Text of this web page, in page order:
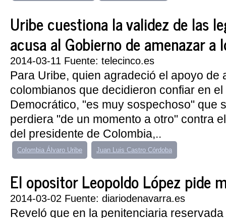
Uribe cuestiona la validez de las
acusa al Gobierno de amenazar a
2014-03-11 Fuente: telecinco.es
Para Uribe, quien agradeció el apoyo de
colombianos que decidieron confiar en
Democrático, "es muy sospechoso" que
perdiera "de un momento a otro" contra
del presidente de Colombia,..
Colombia Álvaro Uribe Juan Luis Castro Córdoba
El opositor Leopoldo López pide
2014-03-02 Fuente: diariodenavarra.es
Reveló que en la penitenciaria